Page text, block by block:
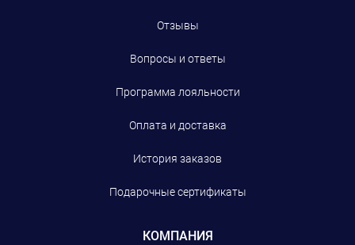
Отзывы
Вопросы и ответы
Программа лояльности
Оплата и доставка
История заказов
Подарочные сертификаты
КОМПАНИЯ